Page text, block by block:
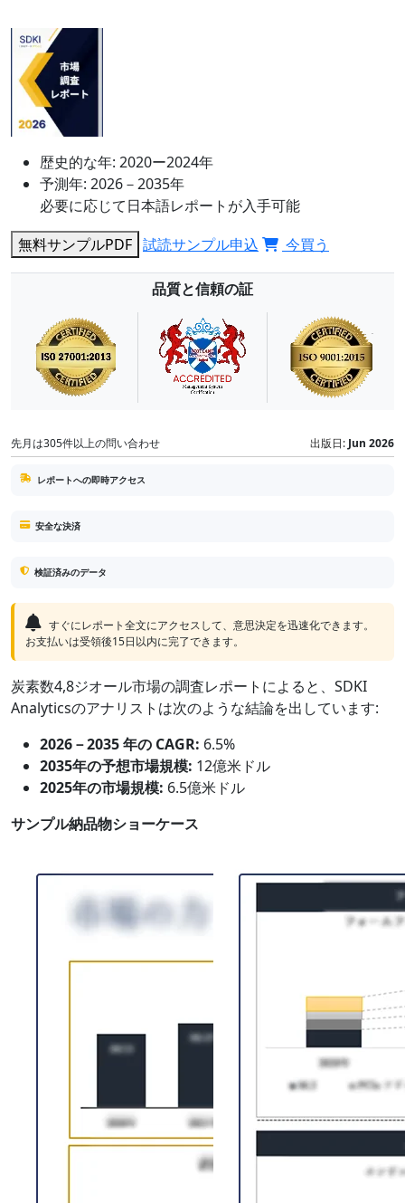
歴史的な年: 2020ー2024年
予測年: 2026－2035年
必要に応じて日本語レポートが入手可能
無料サンプルPDF 試読サンプル申込 今買う
品質と信頼の証
先月は305件以上の問い合わせ 出版日: Jun 2026
レポートへの即時アクセス
安全な決済
検証済みのデータ
すぐにレポート全文にアクセスして、意思決定を迅速化できます。
お支払いは受領後15日以内に完了できます。
炭素数4,8ジオール市場の調査レポートによると、SDKI
Analyticsのアナリストは次のような結論を出しています:
2026－2035 年の CAGR: 6.5%
2035年の予想市場規模: 12億米ドル
2025年の市場規模: 6.5億米ドル
サンプル納品物ショーケース